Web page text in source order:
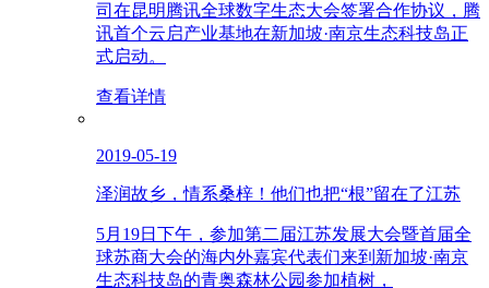
司在昆明腾讯全球数字生态大会签署合作协议，腾
讯首个云启产业基地在新加坡·南京生态科技岛正
式启动。
查看详情
2019-05-19
泽润故乡，情系桑梓！他们也把“根”留在了江苏
5月19日下午，参加第二届江苏发展大会暨首届全
球苏商大会的海内外嘉宾代表们来到新加坡·南京
生态科技岛的青奥森林公园参加植树，